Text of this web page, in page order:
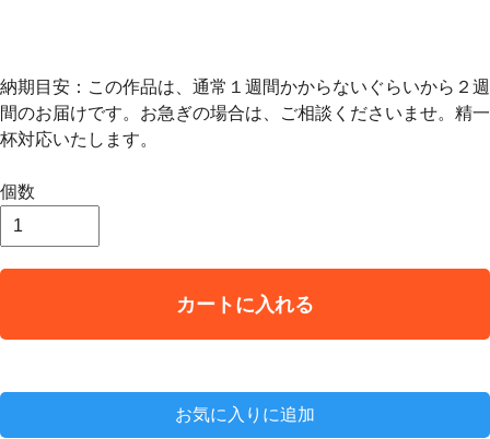
納期目安：この作品は、通常１週間かからないぐらいから２週
間のお届けです。お急ぎの場合は、ご相談くださいませ。精一
杯対応いたします。
個数
カートに入れる
お気に入りに追加